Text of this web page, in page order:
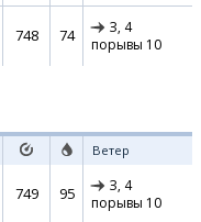
748 74 З, 4
порывы 10
Ветер
749 95 З, 4
порывы 10